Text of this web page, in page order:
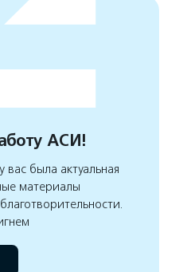
АСИ!
была актуальная
материалы